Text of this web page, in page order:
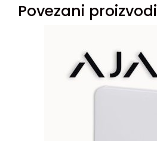
Povezani proizvodi